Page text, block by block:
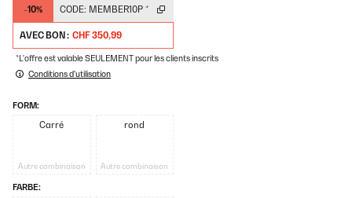
-10% CODE: MEMBER10P *
AVEC BON : CHF 350,99
*L'offre est valable SEULEMENT pour les clients inscrits
Conditions d'utilisation
FORM:
Carré
Autre combinaison
rond
Autre combinaison
FARBE: